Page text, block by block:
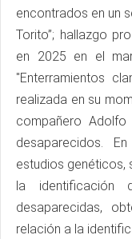
encontrados en un
Torito”; hallazgo
en 2025 en el
"Enterramientos
realizada en su
compañero
desaparecidos.
estudios genéticos,
la
desaparecidas,
relación a la